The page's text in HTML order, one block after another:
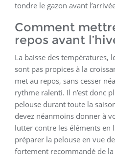
tondre le gazon avant
Comment
repos avant
La baisse des températures,
sont pas propices à la
met au repos, sans cesser
rythme ralenti. Il n’est donc
pelouse durant toute la
devez néanmoins donner à
lutter contre les éléments en
préparer la pelouse en vue
fortement recommandé de